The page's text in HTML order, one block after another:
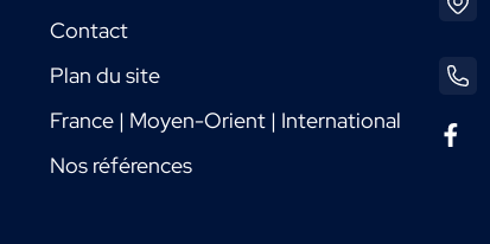
Contact
Plan du site
France | Moyen-Orient | International
Nos références